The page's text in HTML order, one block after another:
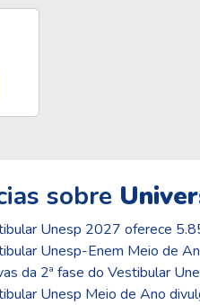
sobre
Unesp 2027 oferece
Unesp-Enem Meio de
da 2ª fase do Vestibular
Unesp Meio de Ano